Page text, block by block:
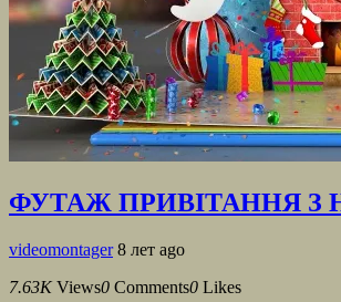
ФУТАЖ ПРИВІТАННЯ З
videomontager 8 лет ago
7.63K Views0 Comments0 Likes